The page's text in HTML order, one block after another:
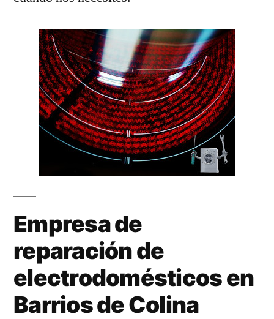
Empresa de
reparación de
electrodomésticos en
Barrios de Colina